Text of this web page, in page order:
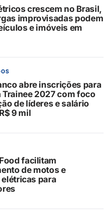
crescem no Brasil,
improvisadas podem
e imóveis em
abre inscrições para
Trainee 2027 com foco
de líderes e salário
9 mil
facilitam
de motos e
para